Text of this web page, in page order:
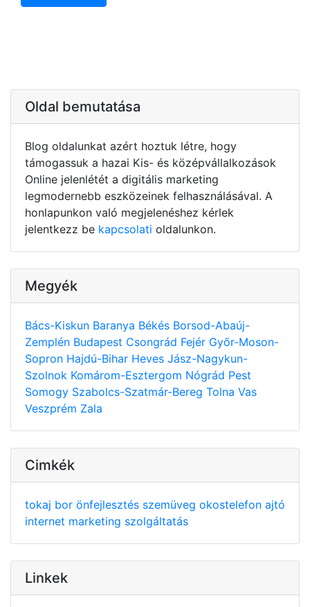
Oldal bemutatása
Blog oldalunkat azért hoztuk létre, hogy
támogassuk a hazai Kis- és középvállalkozások
Online jelenlétét a digitális marketing
legmodernebb eszközeinek felhasználásával. A
honlapunkon való megjelenéshez kérlek
jelentkezz be kapcsolati oldalunkon.
Megyék
Bács-Kiskun Baranya Békés Borsod-Abaúj-
Zemplén Budapest Csongrád Fejér Győr-Moson-
Sopron Hajdú-Bihar Heves Jász-Nagykun-
Szolnok Komárom-Esztergom Nógrád Pest
Somogy Szabolcs-Szatmár-Bereg Tolna Vas
Veszprém Zala
Cimkék
tokaj bor önfejlesztés szemüveg okostelefon ajtó
internet marketing szolgáltatás
Linkek